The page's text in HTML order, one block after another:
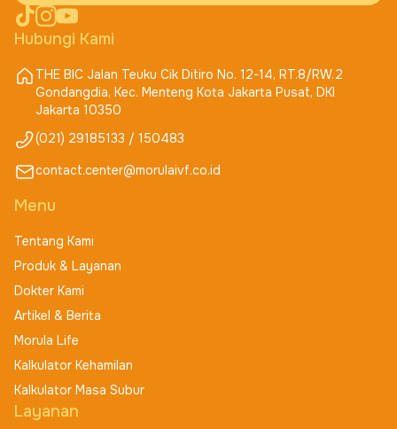
Hubungi Kami
THE BIC Jalan Teuku Cik Ditiro No. 12-14, RT.8/RW.2
Gondangdia, Kec. Menteng Kota Jakarta Pusat, DKI
Jakarta 10350
(021) 29185133 / 150483
contact.center@morulaivf.co.id
Menu
Tentang Kami
Produk & Layanan
Dokter Kami
Artikel & Berita
Morula Life
Kalkulator Kehamilan
Kalkulator Masa Subur
Layanan